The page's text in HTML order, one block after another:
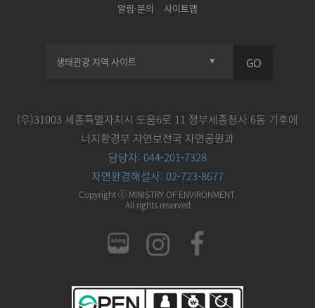
알림·문의
사이트맵
GO
(우)31003 세종특별자치시 도움6로 11 정부세종청사 6동 기후에
너지환경부 자연보전국 자연공원과
담당자: 044-201-7328
자연환경해설사: 02-723-8677
Copyright ⓒ MINISTRY OF ENVIRONMENT.
All rights reserved